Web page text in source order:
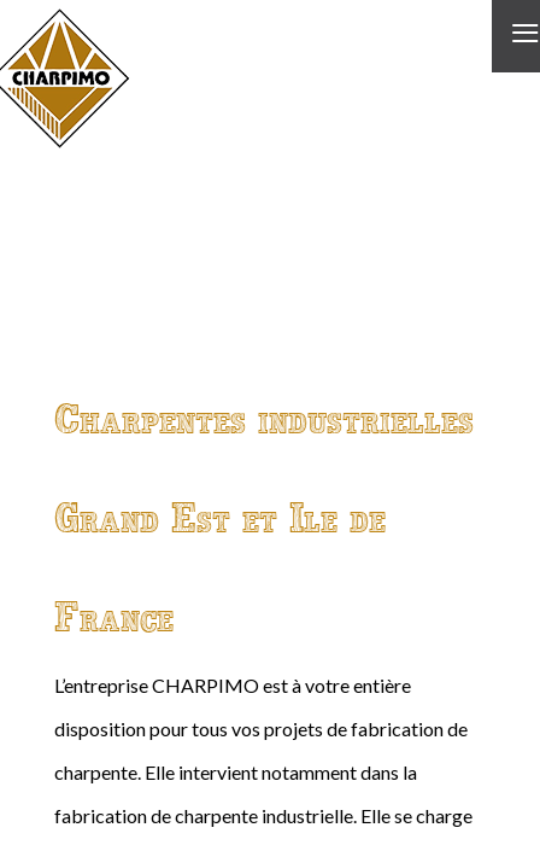
≡
Charpentes industrielles
Grand Est et Ile de
France
L’entreprise CHARPIMO est à votre entière
disposition pour tous vos projets de fabrication de
charpente. Elle intervient notamment dans la
fabrication de charpente industrielle. Elle se charge